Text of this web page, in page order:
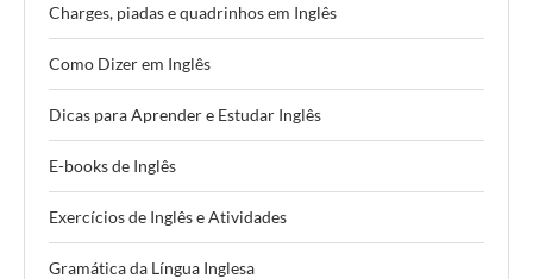
Charges, piadas e quadrinhos em Inglês
Como Dizer em Inglês
Dicas para Aprender e Estudar Inglês
E-books de Inglês
Exercícios de Inglês e Atividades
Gramática da Língua Inglesa